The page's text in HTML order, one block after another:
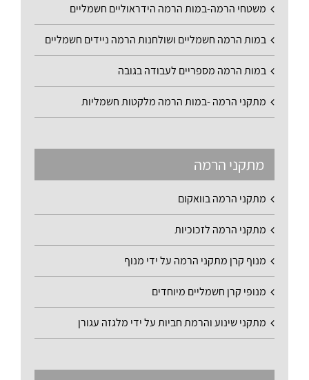
משטחי הרמה-במות הרמה הידראוליים חשמליים
במות הרמה חשמליים ושולחנות הרמה ניידים חשמליים
במות הרמה מספריים לעבודה בגובה
מתקני הרמה -במות הרמה מלקטות חשמליות
מתקני הרמה
מתקני הרמה בוואקום
מתקני הרמה לזכוכיות
מנוף קרן מתקני הרמה על ידי מנוף
מנופי קרן חשמליים מיוחדים
מתקני שינוע והרמת חביות על ידי מלגזה עגורן